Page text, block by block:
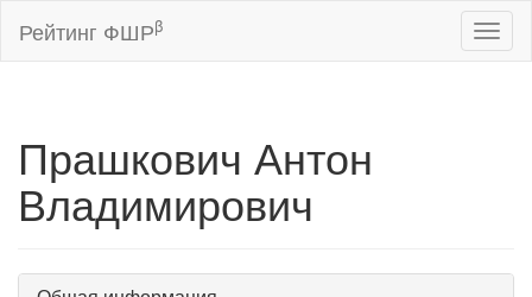
Рейтинг ФШРβ
Прашкович Антон
Владимирович